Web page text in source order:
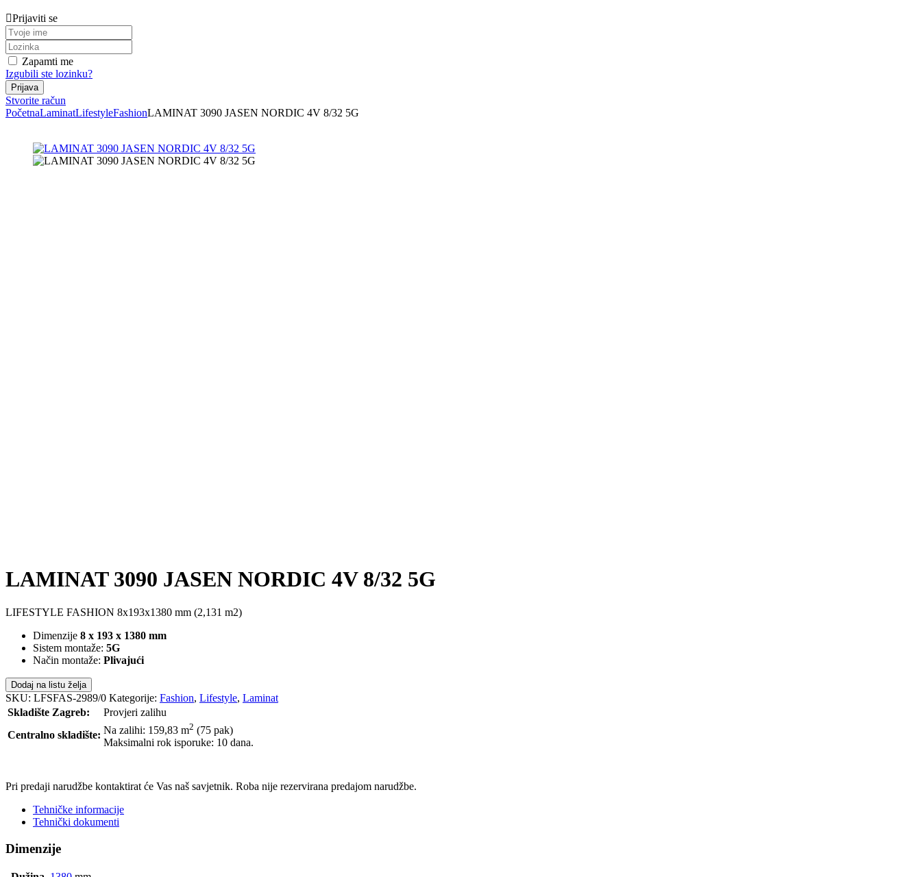
Prijaviti se
Zapamti me
Izgubili ste lozinku?
Stvorite račun
PočetnaLaminatLifestyleFashionLAMINAT 3090 JASEN NORDIC 4V 8/32 5G
LAMINAT 3090 JASEN NORDIC 4V 8/32 5G
LIFESTYLE FASHION 8x193x1380 mm (2,131 m2)
Dimenzije 8 x 193 x 1380 mm
Sistem montaže: 5G
Način montaže: Plivajući
Dodaj na listu želja
SKU: LFSFAS-2989/0 Kategorije: Fashion, Lifestyle, Laminat
Skladište Zagreb:
Provjeri zalihu
Centralno skladište: Na zalihi: 159,83 m2 (75 pak)
Maksimalni rok isporuke: 10 dana.
Pri predaji narudžbe kontaktirat će Vas naš savjetnik. Roba nije rezervirana predajom narudžbe.
Tehničke informacije
Tehnički dokumenti
Dimenzije